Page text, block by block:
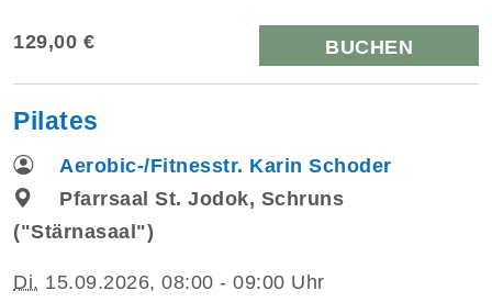
129,00 € BUCHEN
Pilates
Aerobic-/Fitnesstr. Karin Schoder
Pfarrsaal St. Jodok, Schruns
("Stärnasaal")
Di. 15.09.2026, 08:00 - 09:00 Uhr